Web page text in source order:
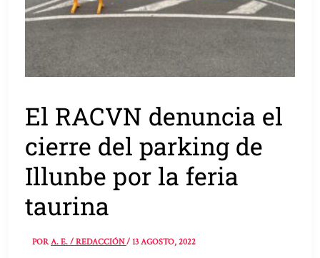
El RACVN denuncia el
cierre del parking de
Illunbe por la feria
taurina
PORA. E. / REDACCIÓN/13 AGOSTO, 2022